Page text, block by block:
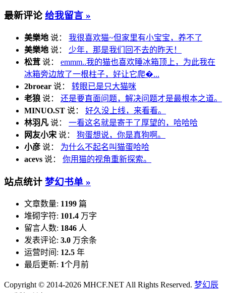
最新评论 给我留言 »
美樂地 说： 我很喜欢猫~但家里有小宝宝，养不了
美樂地 说： 少年，那是我们回不去的昨天！
松茸 说： emmm..我的猫也喜欢睡冰箱顶上，为此我在
冰箱旁边放了一根柱子，好让它爬�...
2broear 说： 转眼已是只大猫咪
老狼 说： 还是要直面问题，解决问题才是最根本之道。
MINUO.ST 说： 好久没上线，来看看。
林羽凡 说： 一看这名就是寄于了厚望的，哈哈哈
网友小宋 说： 狗蛋想说，你是真狗啊。
小彦 说： 为什么不起名叫猫蛋哈哈
acevs 说： 你用猫的视角重新探索。
站点统计 梦幻书单 »
文章数量: 1199 篇
堆砌字符: 101.4 万字
留言人数: 1846 人
发表评论: 3.0 万余条
运营时间: 12.5 年
最后更新: 1个月前
Copyright © 2014-2026 MHCF.NET All Rights Reserved. 梦幻辰